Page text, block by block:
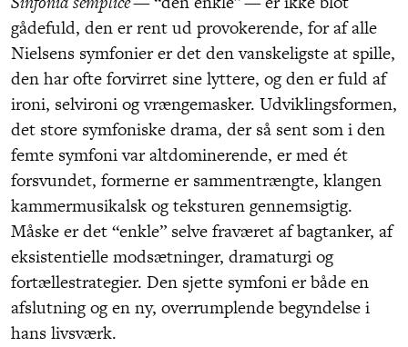
gådefuld, den er rent ud provokerende, for af alle
Nielsens symfonier er det den vanskeligste at spille,
den har ofte forvirret sine lyttere, og den er fuld af
ironi, selvironi og vrængemasker. Udviklingsformen,
det store symfoniske drama, der så sent som i den
femte symfoni var altdominerende, er med ét
forsvundet, formerne er sammentrængte, klangen
kammermusikalsk og teksturen gennemsigtig.
Måske er det “enkle” selve fraværet af bagtanker, af
eksistentielle modsætninger, dramaturgi og
fortællestrategier. Den sjette symfoni er både en
afslutning og en ny, overrumplende begyndelse i
hans livsværk.